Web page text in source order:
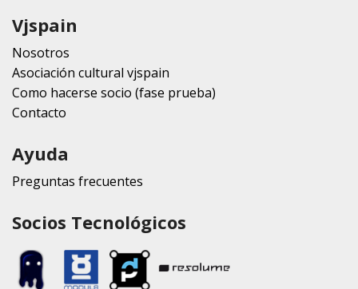
Vjspain
Nosotros
Asociación cultural vjspain
Como hacerse socio (fase prueba)
Contacto
Ayuda
Preguntas frecuentes
Socios Tecnológicos